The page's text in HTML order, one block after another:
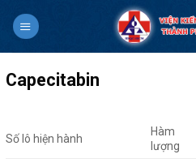
Capecitabin
Số lô hiện hành
Hàm
lượng